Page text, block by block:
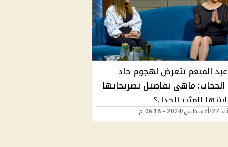
المنعم تتعرض لهجوم حاد
ماهي تفاصيل تصريحاتها
المثير للجدل؟
- 06:18 م